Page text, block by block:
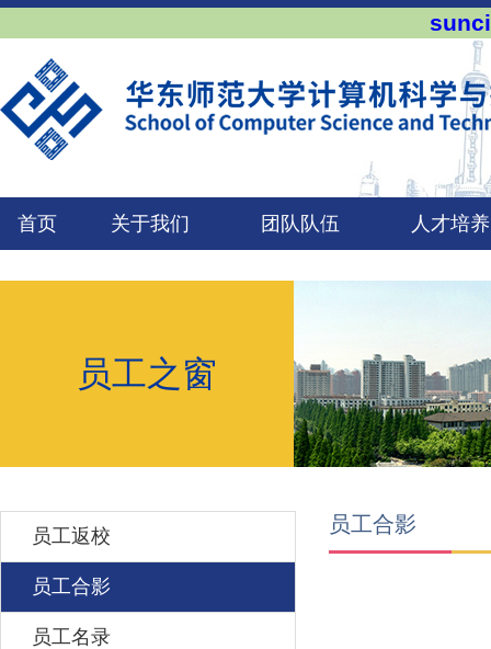
首页 关于我们 团队队伍 人才培养
员工之窗
员工返校
员工合影
员工名录
员工合影